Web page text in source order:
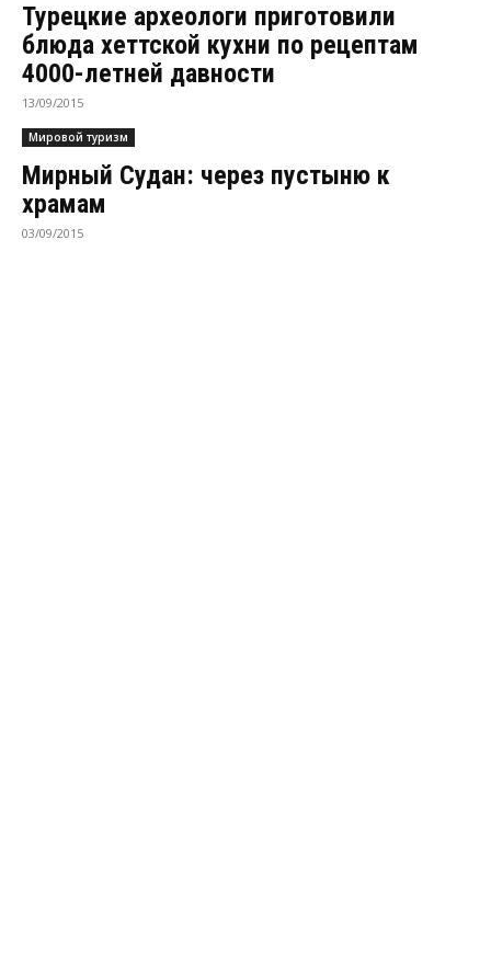
Турецкие археологи приготовили
блюда хеттской кухни по рецептам
4000-летней давности
13/09/2015
Мировой туризм
Мирный Судан: через пустыню к
храмам
03/09/2015